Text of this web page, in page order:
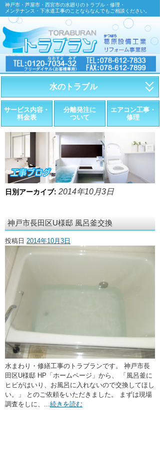
神戸市・芦屋市・西宮市の水廻りのトラブル・修理・
メンテナンス・下水道工事のことならなんでもご相談ください。
水のトラブル
・トイレが詰まったら
・トイレが漏れたら
・水道管が漏れたら
・排水が詰まったら
・悪臭調査
・ここに水栓がほしい
・水廻りメンテナンス
サービス内容・
料金表
分離発注に
ついて
エアコン工事・
修理
日別アーカイブ: 2014年10月3日
神戸市長田区U様邸 風呂釜交換
投稿日 2014年10月3日
水まわり・修繕工事のトラブランです。 神戸市長
田区U様邸 HP「ホームページ」から、 「風呂釜に
ヒビがはいり、お風呂に入れないので交換してほし
い。」 とのご依頼をいただきました。 まずは現場
調査をしに、... 続きを読む